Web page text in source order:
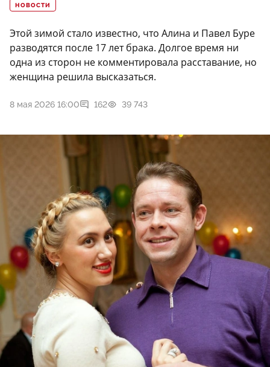
НОВОСТИ
Этой зимой стало известно, что Алина и Павел Буре
разводятся после 17 лет брака. Долгое время ни
одна из сторон не комментировала расставание, но
женщина решила высказаться.
8 мая 2026 16:00 162 39 743